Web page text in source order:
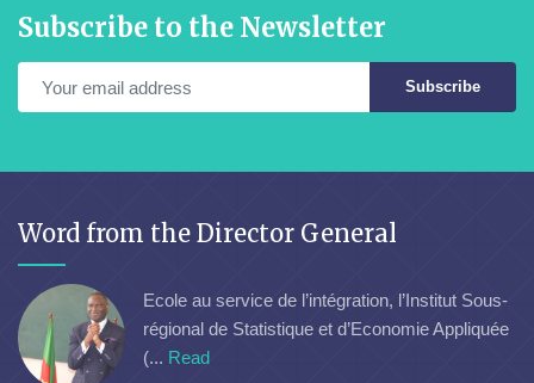
Subscribe to the Newsletter
Subscribe
Word from the Director General
Ecole au service de l’intégration, l’Institut Sous-
régional de Statistique et d’Economie Appliquée
(... Read